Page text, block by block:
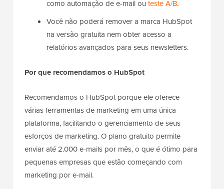
como automação de e-mail ou teste A/B.
Você não poderá remover a marca HubSpot
na versão gratuita nem obter acesso a
relatórios avançados para seus newsletters.
Por que recomendamos o HubSpot
Recomendamos o HubSpot porque ele oferece
várias ferramentas de marketing em uma única
plataforma, facilitando o gerenciamento de seus
esforços de marketing. O plano gratuito permite
enviar até 2.000 e-mails por mês, o que é ótimo para
pequenas empresas que estão começando com
marketing por e-mail.